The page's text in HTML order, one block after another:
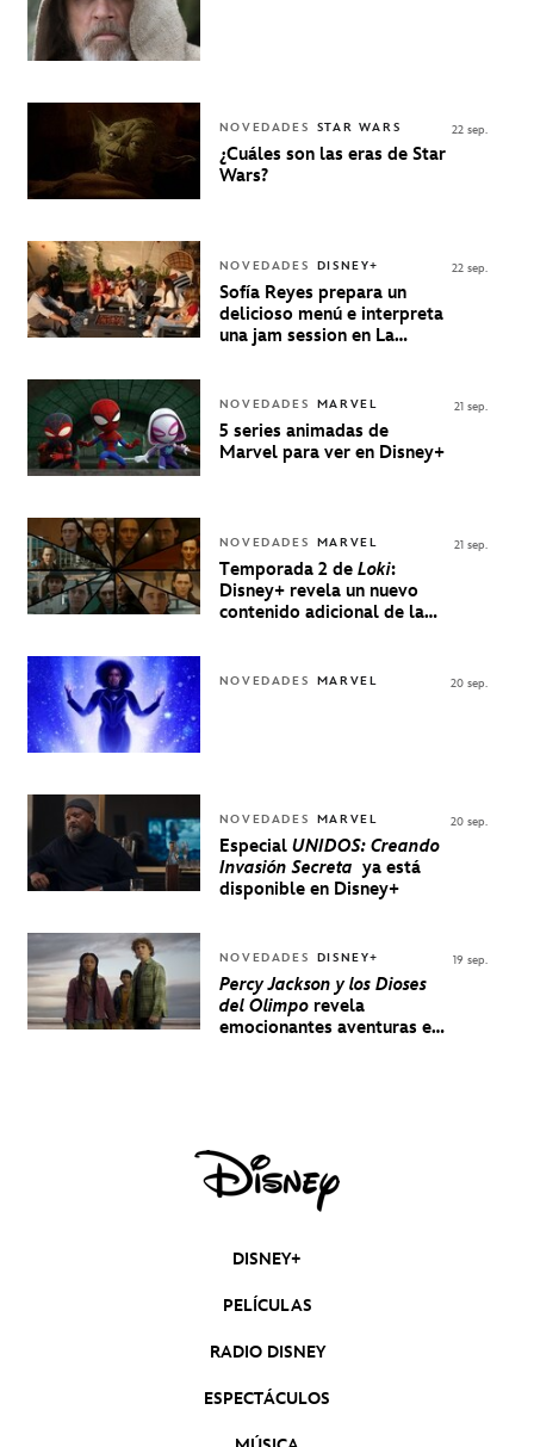
NOVEDADES STAR WARS
¿Cuáles son las eras de Star
Wars?
22 sep.
NOVEDADES DISNEY+
Sofía Reyes prepara un
delicioso menú e interpreta
una jam session en La
22 sep.
NOVEDADES MARVEL
5 series animadas de
Marvel para ver en Disney+
21 sep.
NOVEDADES MARVEL
Temporada 2 de Loki:
Disney+ revela un nuevo
contenido adicional de la
21 sep.
NOVEDADES MARVEL 20 sep.
NOVEDADES MARVEL
Especial UNIDOS: Creando
Invasión Secreta ya está
disponible en Disney+
20 sep.
NOVEDADES DISNEY+
Percy Jackson y los Dioses
del Olimporevela
emocionantes aventuras en
19 sep.
DISNEY+
PELÍCULAS
RADIO DISNEY
ESPECTÁCULOS